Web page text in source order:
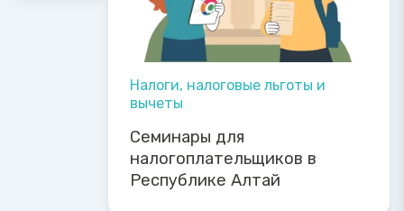
Налоги, налоговые льготы и
вычеты
Семинары для
налогоплательщиков в
Республике Алтай